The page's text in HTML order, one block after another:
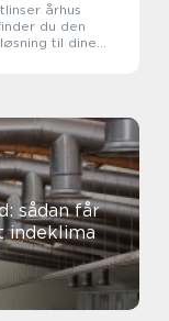
århus
du den
til dine
sådan får
indeklima